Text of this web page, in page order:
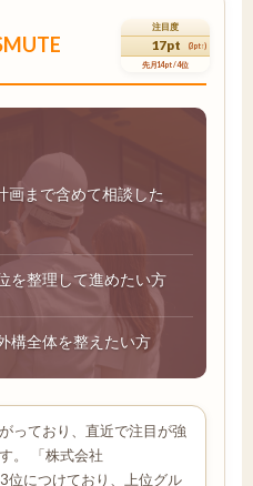
注目度
17pt (3pt↑)
先月14pt / 4位
画まで含めて相談した
を整理して進めたい方
構全体を整えたい方
っており、直近で注目が強
。 「株式会社
位につけており、上位グル